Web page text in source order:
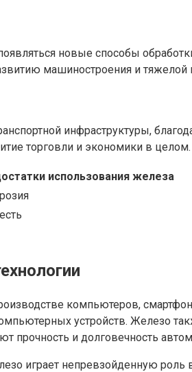
новые способы
машиностроения и
инфраструктуры,
торговли и экономики в целом.
использования железа
компьютеров,
устройств. Железо
прочность и долговечность
играет непревзойденную